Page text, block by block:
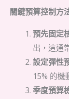
關鍵預算控制方
預先固定
出，這通
設定彈性
15% 的機
季度預算